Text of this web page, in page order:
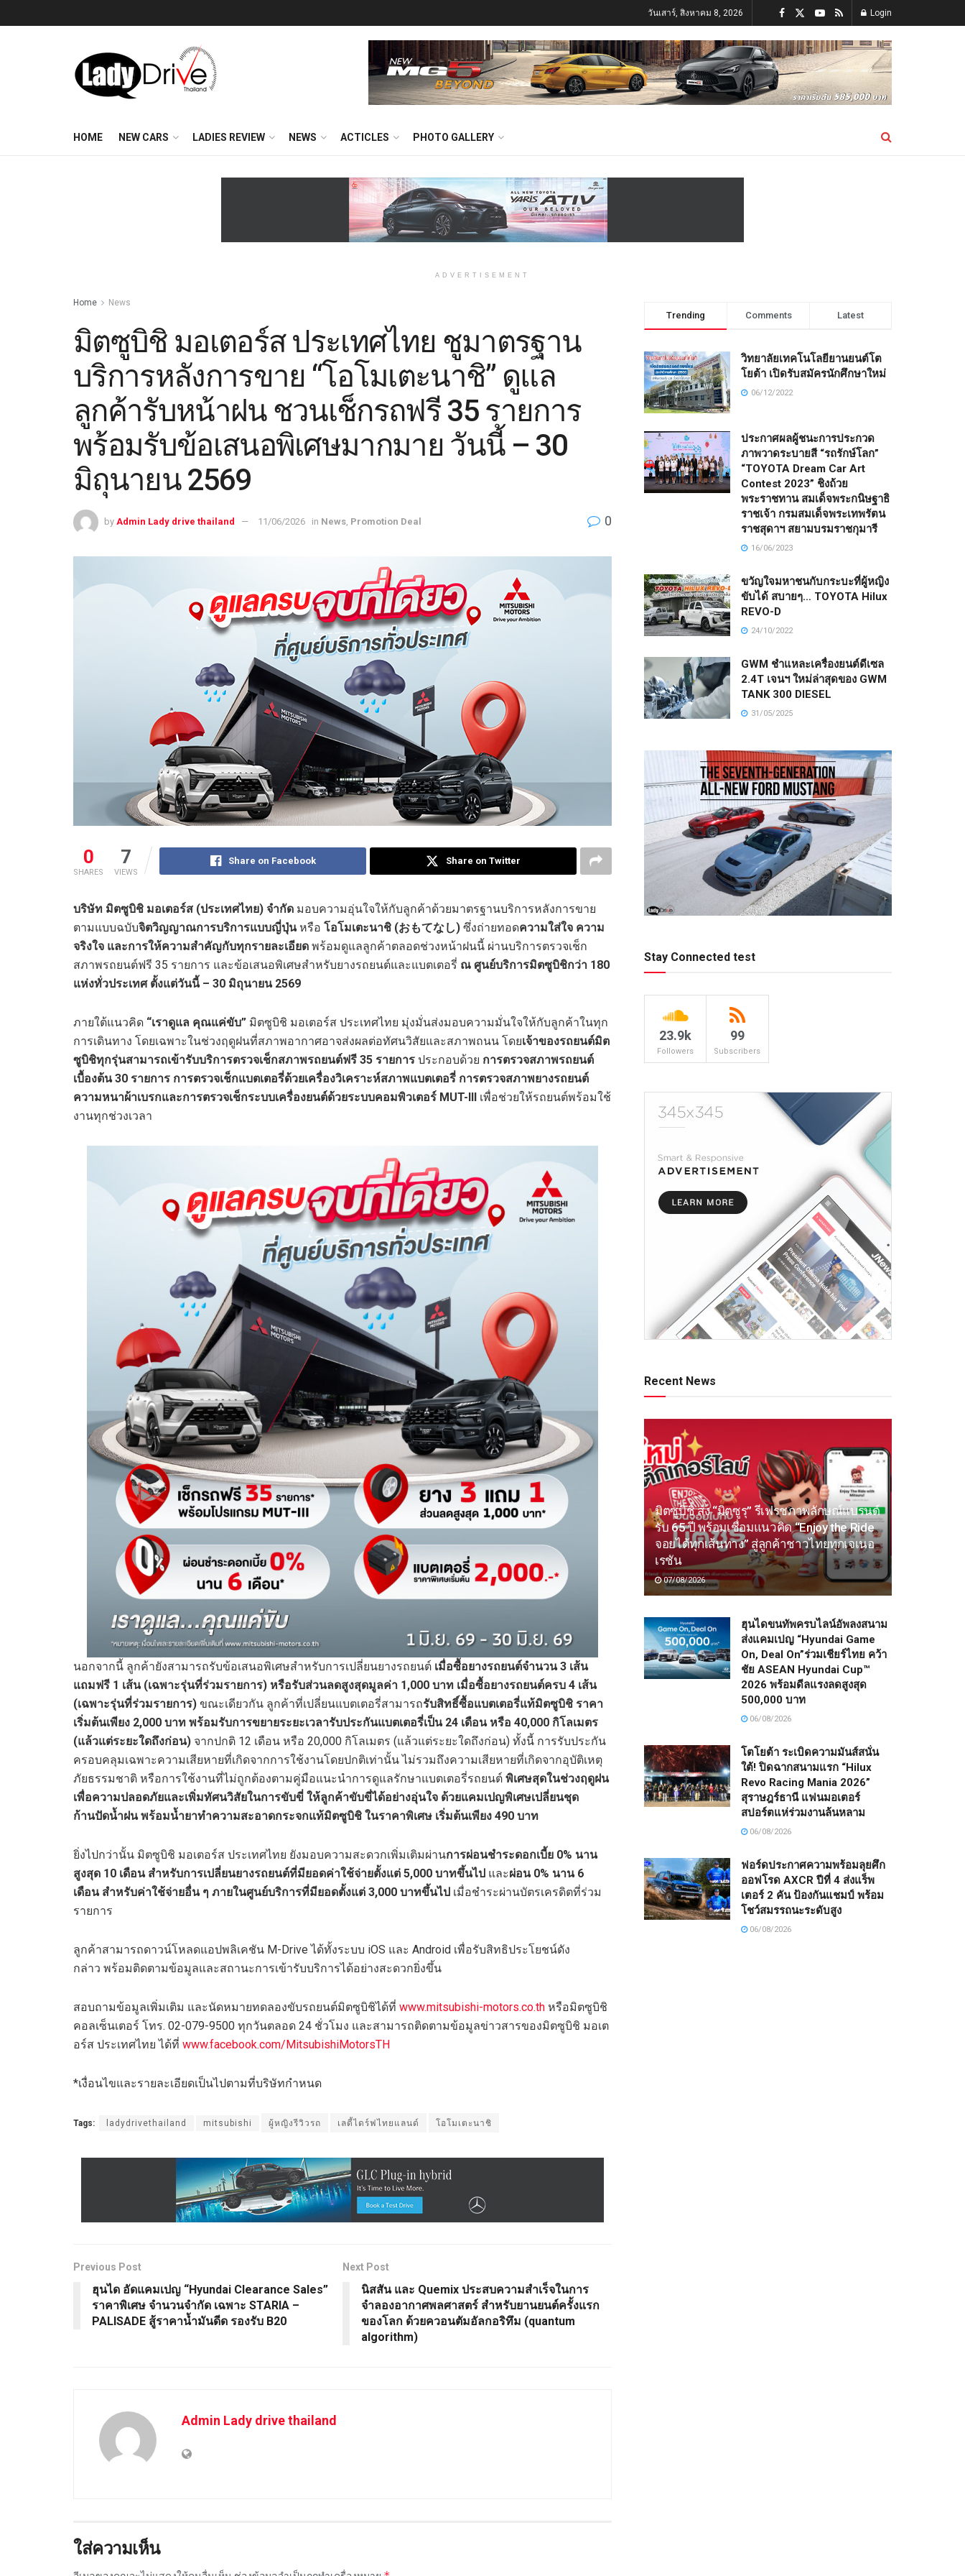
วันเสาร์, สิงหาคม 8, 2026 Login
HOME NEW CARS LADIES REVIEW NEWS ACTICLES PHOTO GALLERY
ADVERTISEMENT
Home News
มิตซูบิชิ มอเตอร์ส ประเทศไทย ชูมาตรฐาน
บริการหลังการขาย “โอโมเตะนาชิ” ดูแล
ลูกค้ารับหน้าฝน ชวนเช็กรถฟรี 35 รายการ
พร้อมรับข้อเสนอพิเศษมากมาย วันนี้ – 30
มิถุนายน 2569
by Admin Lady drive thailand 11/06/2026 in News Promotion Deal 0
0
SHARES
7
VIEWS
Share on Facebook Share on Twitter
บริษัท มิตซูบิชิ มอเตอร์ส (ประเทศไทย) จำกัด มอบความอุ่นใจให้กับลูกค้าด้วยมาตรฐานบริการหลังการขาย
ตามแบบฉบับจิตวิญญาณการบริการแบบญี่ปุ่นหรือ โอโมเตะนาชิ (おもてなし) ซึ่งถ่ายทอดความใส่ใจ ความ
จริงใจ และการให้ความสำคัญกับทุกรายละเอียด พร้อมดูแลลูกค้าตลอดช่วงหน้าฝนนี้ ผ่านบริการตรวจเช็ก
สภาพรถยนต์ฟรี 35 รายการ และข้อเสนอพิเศษสำหรับยางรถยนต์และแบตเตอรี่ ณ ศูนย์บริการมิตซูบิชิกว่า 180
แห่งทั่วประเทศ ตั้งแต่วันนี้ – 30 มิถุนายน 2569
ภายใต้แนวคิด “เราดูแล คุณแค่ขับ” มิตซูบิชิ มอเตอร์ส ประเทศไทย มุ่งมั่นส่งมอบความมั่นใจให้กับลูกค้าในทุก
การเดินทาง โดยเฉพาะในช่วงฤดูฝนที่สภาพอากาศอาจส่งผลต่อทัศนวิสัยและสภาพถนน โดยเจ้าของรถยนต์มิต
ซูบิชิทุกรุ่นสามารถเข้ารับบริการตรวจเช็กสภาพรถยนต์ฟรี 35 รายการ ประกอบด้วย การตรวจสภาพรถยนต์
เบื้องต้น 30 รายการ การตรวจเช็กแบตเตอรี่ด้วยเครื่องวิเคราะห์สภาพแบตเตอรี่ การตรวจสภาพยางรถยนต์
ความหนาผ้าเบรกและการตรวจเช็กระบบเครื่องยนต์ด้วยระบบคอมพิวเตอร์ MUT-III เพื่อช่วยให้รถยนต์พร้อมใช้
งานทุกช่วงเวลา
นอกจากนี้ ลูกค้ายังสามารถรับข้อเสนอพิเศษสำหรับการเปลี่ยนยางรถยนต์ เมื่อซื้อยางรถยนต์จำนวน 3 เส้น
แถมฟรี 1 เส้น (เฉพาะรุ่นที่ร่วมรายการ) หรือรับส่วนลดสูงสุดมูลค่า 1,000 บาท เมื่อซื้อยางรถยนต์ครบ 4 เส้น
(เฉพาะรุ่นที่ร่วมรายการ) ขณะเดียวกัน ลูกค้าที่เปลี่ยนแบตเตอรี่สามารถรับสิทธิ์ซื้อแบตเตอรี่แท้มิตซูบิชิ ราคา
เริ่มต้นเพียง 2,000 บาท พร้อมรับการขยายระยะเวลารับประกันแบตเตอรี่เป็น 24 เดือน หรือ 40,000 กิโลเมตร
(แล้วแต่ระยะใดถึงก่อน) จากปกติ 12 เดือน หรือ 20,000 กิโลเมตร (แล้วแต่ระยะใดถึงก่อน) ทั้งนี้ การรับประกัน
ครอบคลุมเฉพาะความเสียหายที่เกิดจากการใช้งานโดยปกติเท่านั้น ไม่รวมถึงความเสียหายที่เกิดจากอุบัติเหตุ
ภัยธรรมชาติ หรือการใช้งานที่ไม่ถูกต้องตามคู่มือแนะนำการดูแลรักษาแบตเตอรี่รถยนต์ พิเศษสุดในช่วงฤดูฝน
เพื่อความปลอดภัยและเพิ่มทัศนวิสัยในการขับขี่ ให้ลูกค้าขับขี่ได้อย่างอุ่นใจ ด้วยแคมเปญพิเศษเปลี่ยนชุด
ก้านปัดน้ำฝน พร้อมน้ำยาทำความสะอาดกระจกแท้มิตซูบิชิ ในราคาพิเศษ เริ่มต้นเพียง 490 บาท
ยิ่งไปกว่านั้น มิตซูบิชิ มอเตอร์ส ประเทศไทย ยังมอบความสะดวกเพิ่มเติมผ่านการผ่อนชำระดอกเบี้ย 0% นาน
สูงสุด 10 เดือน สำหรับการเปลี่ยนยางรถยนต์ที่มียอดค่าใช้จ่ายตั้งแต่ 5,000 บาทขึ้นไป และผ่อน 0% นาน 6
เดือน สำหรับค่าใช้จ่ายอื่น ๆ ภายในศูนย์บริการที่มียอดตั้งแต่ 3,000 บาทขึ้นไป เมื่อชำระผ่านบัตรเครดิตที่ร่วม
รายการ
ลูกค้าสามารถดาวน์โหลดแอปพลิเคชัน M-Drive ได้ทั้งระบบ iOS และ Android เพื่อรับสิทธิประโยชน์ดัง
กล่าว พร้อมติดตามข้อมูลและสถานะการเข้ารับบริการได้อย่างสะดวกยิ่งขึ้น
สอบถามข้อมูลเพิ่มเติม และนัดหมายทดลองขับรถยนต์มิตซูบิชิได้ที่ www.mitsubishi-motors.co.th หรือมิตซูบิชิ
คอลเซ็นเตอร์ โทร. 02-079-9500 ทุกวันตลอด 24 ชั่วโมง และสามารถติดตามข้อมูลข่าวสารของมิตซูบิชิ มอเต
อร์ส ประเทศไทย ได้ที่ www.facebook.com/MitsubishiMotorsTH
*เงื่อนไขและรายละเอียดเป็นไปตามที่บริษัทกำหนด
Tags: ladydrivethailand mitsubishi ผู้หญิงรีวิวรถ เลดี้ไดร์ฟไทยแลนด์ โอโมเตะนาชิ
Previous Post
ฮุนได อัดแคมเปญ “Hyundai Clearance Sales”
ราคาพิเศษ จำนวนจำกัด เฉพาะ STARIA –
PALISADE สู้ราคาน้ำมันดีด รองรับ B20
Next Post
นิสสัน และ Quemix ประสบความสำเร็จในการ
จำลองอากาศพลศาสตร์ สำหรับยานยนต์ครั้งแรก
ของโลก ด้วยควอนตัมอัลกอริทึม (quantum
algorithm)
Admin Lady drive thailand
ใส่ความเห็น
Trending Comments Latest
วิทยาลัยเทคโนโลยียานยนต์โต
โยต้า เปิดรับสมัครนักศึกษาใหม่
06/12/2022
ประกาศผลผู้ชนะการประกวด
ภาพวาดระบายสี “รถรักษ์โลก”
“TOYOTA Dream Car Art
Contest 2023” ชิงถ้วย
พระราชทาน สมเด็จพระกนิษฐาธิ
ราชเจ้า กรมสมเด็จพระเทพรัตน
ราชสุดาฯ สยามบรมราชกุมารี
16/06/2023
ขวัญใจมหาชนกับกระบะที่ผู้หญิง
ขับได้ สบายๆ… TOYOTA Hilux
REVO-D
24/10/2022
GWM ชำแหละเครื่องยนต์ดีเซล
2.4T เจนฯ ใหม่ล่าสุดของ GWM
TANK 300 DIESEL
31/05/2025
Stay Connected test
23.9k
Followers
99
Subscribers
Recent News
มิตซูบิชิ ส่ง “มิตซูรุ” รีเฟรชภาพลักษณ์แบรนด์
รับ 65 ปี พร้อมเชื่อมแนวคิด “Enjoy the Ride
จอยได้ทุกเส้นทาง” สู่ลูกค้าชาวไทยทุกเจเนอ
เรชัน
07/08/2026
ฮุนไดขนทัพครบไลน์อัพลงสนาม
ส่งแคมเปญ “Hyundai Game
On, Deal On”ร่วมเชียร์ไทย คว้า
ชัย ASEAN Hyundai Cup™
2026 พร้อมดีลแรงลดสูงสุด
500,000 บาท
06/08/2026
โตโยต้า ระเบิดความมันส์สนั่น
ใต้! ปิดฉากสนามแรก “Hilux
Revo Racing Mania 2026”
สุราษฎร์ธานี แฟนมอเตอร์
สปอร์ตแห่ร่วมงานล้นหลาม
06/08/2026
ฟอร์ดประกาศความพร้อมลุยศึก
ออฟโรด AXCR ปีที่ 4 ส่งแร็พ
เตอร์ 2 คัน ป้องกันแชมป์ พร้อม
โชว์สมรรถนะระดับสูง
06/08/2026